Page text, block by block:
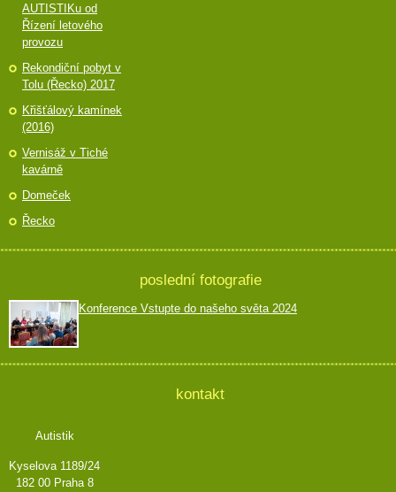
AUTISTIKu od
Řízení letového
provozu
Rekondiční pobyt v
Tolu (Řecko) 2017
Křišťálový kamínek
(2016)
Vernisáž v Tiché
kavárně
Domeček
Řecko
poslední fotografie
Konference Vstupte do našeho světa 2024
kontakt
Autistik
Kyselova 1189/24
182 00 Praha 8